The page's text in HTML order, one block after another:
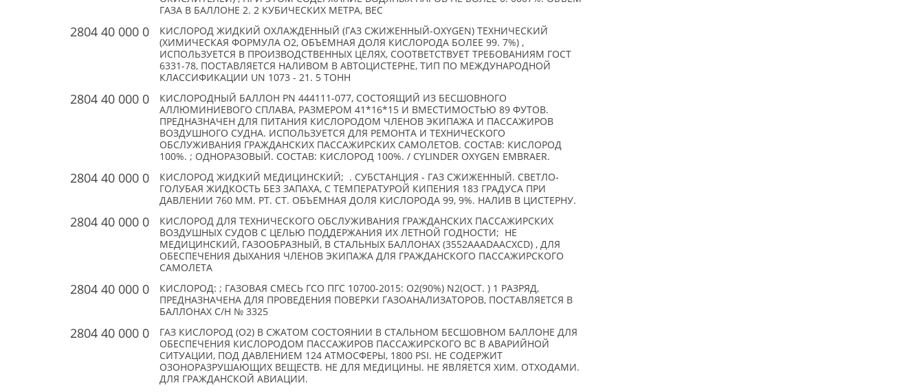
ГАЗА В БАЛЛОНЕ 2. 2 КУБИЧЕСКИХ МЕТРА, ВЕС
2804 40 000 0
КИСЛОРОД ЖИДКИЙ ОХЛАЖДЕННЫЙ (ГАЗ СЖИЖЕННЫЙ-OXYGEN) ТЕХНИЧЕСКИЙ
(ХИМИЧЕСКАЯ ФОРМУЛА О2, ОБЪЕМНАЯ ДОЛЯ КИСЛОРОДА БОЛЕЕ 99. 7%) ,
ИСПОЛЬЗУЕТСЯ В ПРОИЗВОДСТВЕННЫХ ЦЕЛЯХ, СООТВЕТСТВУЕТ ТРЕБОВАНИЯМ ГОСТ
6331-78, ПОСТАВЛЯЕТСЯ НАЛИВОМ В АВТОЦИСТЕРНЕ, ТИП ПО МЕЖДУНАРОДНОЙ
КЛАССИФИКАЦИИ UN 1073 - 21. 5 ТОНН
2804 40 000 0
КИСЛОРОДНЫЙ БАЛЛОН PN 444111-077, СОСТОЯЩИЙ ИЗ БЕСШОВНОГО
АЛЛЮМИНИЕВОГО СПЛАВА, РАЗМЕРОМ 41*16*15 И ВМЕСТИМОСТЬЮ 89 ФУТОВ.
ПРЕДНАЗНАЧЕН ДЛЯ ПИТАНИЯ КИСЛОРОДОМ ЧЛЕНОВ ЭКИПАЖА И ПАССАЖИРОВ
ВОЗДУШНОГО СУДНА. ИСПОЛЬЗУЕТСЯ ДЛЯ РЕМОНТА И ТЕХНИЧЕСКОГО
ОБСЛУЖИВАНИЯ ГРАЖДАНСКИХ ПАССАЖИРСКИХ САМОЛЕТОВ. СОСТАВ: КИСЛОРОД
100%. ; ОДНОРАЗОВЫЙ. СОСТАВ: КИСЛОРОД 100%. / CYLINDER OXYGEN EMBRAER.
2804 40 000 0
КИСЛОРОД ЖИДКИЙ МЕДИЦИНСКИЙ; . СУБСТАНЦИЯ - ГАЗ СЖИЖЕННЫЙ. СВЕТЛО-
ГОЛУБАЯ ЖИДКОСТЬ БЕЗ ЗАПАХА, С ТЕМПЕРАТУРОЙ КИПЕНИЯ 183 ГРАДУСА ПРИ
ДАВЛЕНИИ 760 ММ. РТ. СТ. ОБЪЕМНАЯ ДОЛЯ КИСЛОРОДА 99, 9%. НАЛИВ В ЦИСТЕРНУ.
2804 40 000 0
КИСЛОРОД ДЛЯ ТЕХНИЧЕСКОГО ОБСЛУЖИВАНИЯ ГРАЖДАНСКИХ ПАССАЖИРСКИХ
ВОЗДУШНЫХ СУДОВ С ЦЕЛЬЮ ПОДДЕРЖАНИЯ ИХ ЛЕТНОЙ ГОДНОСТИ; НЕ
МЕДИЦИНСКИЙ, ГАЗООБРАЗНЫЙ, В СТАЛЬНЫХ БАЛЛОНАХ (3552AAADAACXCD) , ДЛЯ
ОБЕСПЕЧЕНИЯ ДЫХАНИЯ ЧЛЕНОВ ЭКИПАЖА ДЛЯ ГРАЖДАНСКОГО ПАССАЖИРСКОГО
САМОЛЕТА
2804 40 000 0
КИСЛОРОД: ; ГАЗОВАЯ СМЕСЬ ГСО ПГС 10700-2015: O2(90%) N2(ОСТ. ) 1 РАЗРЯД,
ПРЕДНАЗНАЧЕНА ДЛЯ ПРОВЕДЕНИЯ ПОВЕРКИ ГАЗОАНАЛИЗАТОРОВ, ПОСТАВЛЯЕТСЯ В
БАЛЛОНАХ С/Н № 3325
2804 40 000 0
ГАЗ КИСЛОРОД (О2) В СЖАТОМ СОСТОЯНИИ В СТАЛЬНОМ БЕСШОВНОМ БАЛЛОНЕ ДЛЯ
ОБЕСПЕЧЕНИЯ КИСЛОРОДОМ ПАССАЖИРОВ ПАССАЖИРСКОГО ВС В АВАРИЙНОЙ
СИТУАЦИИ, ПОД ДАВЛЕНИЕМ 124 АТМОСФЕРЫ, 1800 PSI. НЕ СОДЕРЖИТ
ОЗОНОРАЗРУШАЮЩИХ ВЕЩЕСТВ. НЕ ДЛЯ МЕДИЦИНЫ. НЕ ЯВЛЯЕТСЯ ХИМ. ОТХОДАМИ.
ДЛЯ ГРАЖДАНСКОЙ АВИАЦИИ.